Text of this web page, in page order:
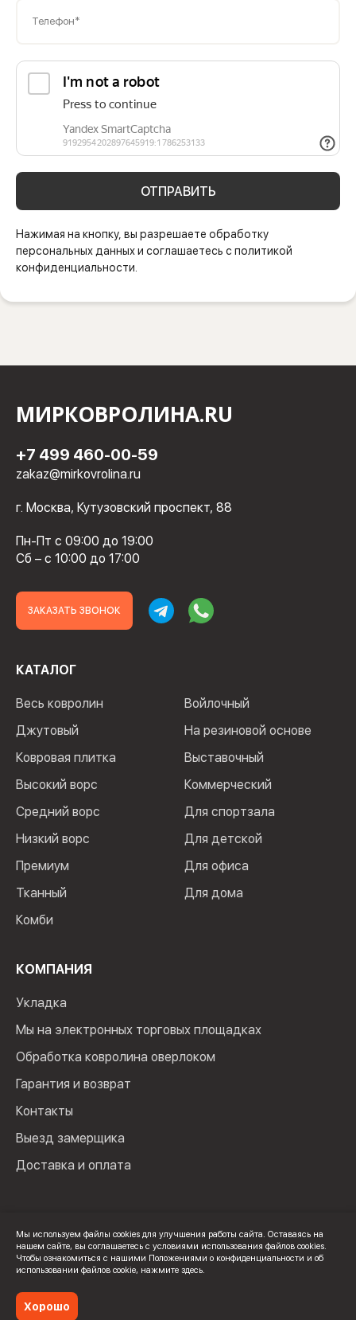
Телефон*
ОТПРАВИТЬ
Нажимая на кнопку, вы разрешаете обработку
персональных данных и соглашаетесь с политикой
конфиденциальности.
МИРКОВРОЛИНА.RU
+7 499 460-00-59
zakaz@mirkovrolina.ru
г. Москва, Кутузовский проспект, 88
Пн-Пт с 09:00 до 19:00
Сб – с 10:00 до 17:00
ЗАКАЗАТЬ ЗВОНОК
КАТАЛОГ
Весь ковролин
Джутовый
Ковровая плитка
Высокий ворс
Средний ворс
Низкий ворс
Премиум
Тканный
Комби
Войлочный
На резиновой основе
Выставочный
Коммерческий
Для спортзала
Для детской
Для офиса
Для дома
КОМПАНИЯ
Укладка
Мы на электронных торговых площадках
Обработка ковролина оверлоком
Гарантия и возврат
Контакты
Выезд замерщика
Доставка и оплата
© 2024 Мир Ковролина. ИП Зверев Максим Ильич. ИНН:
100502600325
Мы используем файлы cookies для улучшения работы сайта. Оставаясь на
нашем сайте, вы соглашаетесь с условиями использования файлов cookies.
Чтобы ознакомиться с нашими Положениями о конфиденциальности и об
использовании файлов cookie, нажмите здесь.
Хорошо